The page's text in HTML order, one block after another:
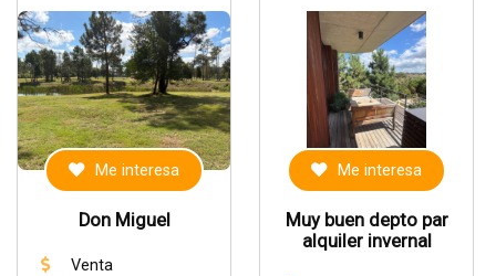
Me interesa
Don Miguel
Venta
Me interesa
Muy buen depto par
alquiler invernal